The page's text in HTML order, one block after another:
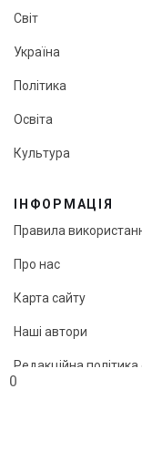
0
Світ
Україна
Політика
Освіта
Культура
ІНФОРМАЦІЯ
Правила
Про нас
Карта сайту
Наші автори
Редакційна